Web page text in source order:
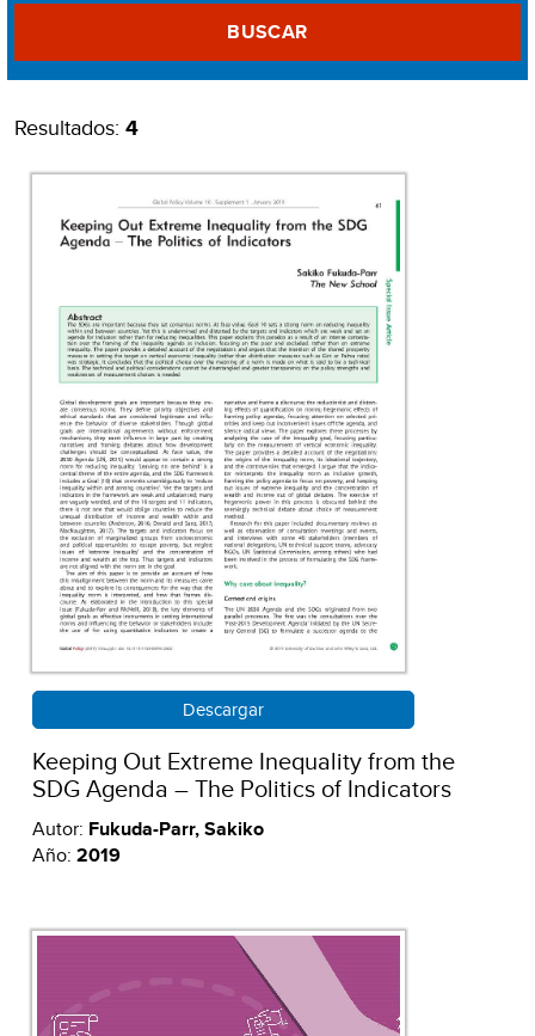
BUSCAR
Resultados: 4
Descargar
Keeping Out Extreme Inequality from the
SDG Agenda – The Politics of Indicators
Autor: Fukuda-Parr, Sakiko
Año: 2019